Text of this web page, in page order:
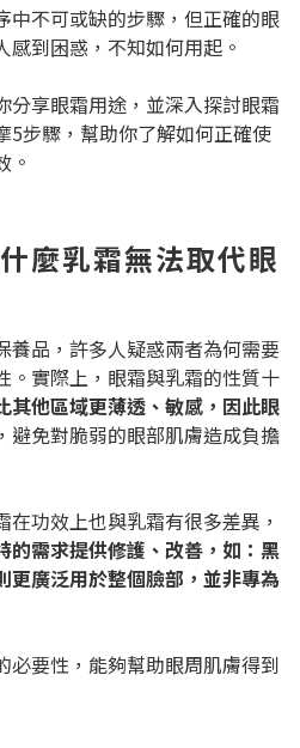
中不可或缺的步驟，但正確的眼
到困惑，不知如何用起。
分享眼霜用途，並深入探討眼霜
5步驟，幫助你了解如何正確使
。
麼乳霜無法取代眼
養品，許多人疑惑兩者為何需要
。實際上，眼霜與乳霜的性質十
其他區域更薄透、敏感，因此眼
，避免對脆弱的眼部肌膚造成負擔
功效上也與乳霜有很多差異，
的需求提供修護、改善，如：黑
更廣泛用於整個臉部，並非專為
必要性，能夠幫助眼周肌膚得到